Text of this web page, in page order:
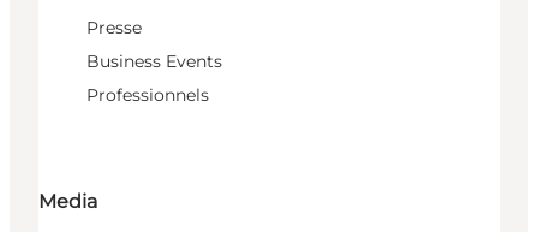
Presse
Business Events
Professionnels
Media